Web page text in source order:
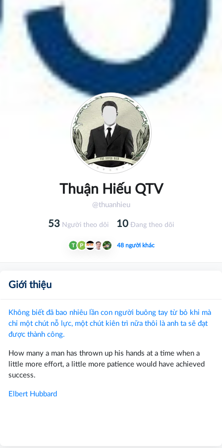
Thuận Hiếu QTV
@thuanhieu
53 Người theo dõi 10 Đang theo dõi
48 người khác
Giới thiệu
Không biết đã bao nhiêu lần con người buông tay từ bỏ khi mà
chỉ một chút nỗ lực, một chút kiên trì nữa thôi là anh ta sẽ đạt
được thành công.
How many a man has thrown up his hands at a time when a
little more effort, a little more patience would have achieved
success.
Elbert Hubbard